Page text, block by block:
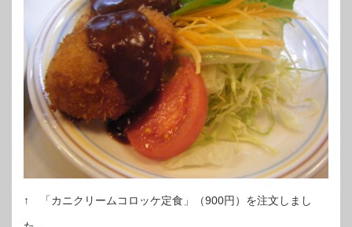
↑ 「カニクリームコロッケ定食」（900円）を注文しまし